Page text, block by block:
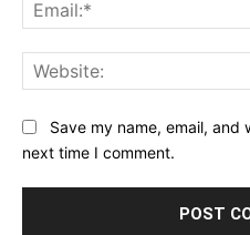
Save my name, email,
next time I comment.